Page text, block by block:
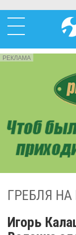
РЕКЛАМА
ГРЕБЛЯ
Игорь